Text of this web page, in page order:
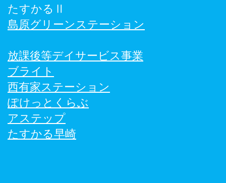
たすかるⅡ
島原グリーンステーション
放課後等デイサービス事業
ブライト
西有家ステーション
ぽけっとくらぶ
アステップ
たすかる早崎